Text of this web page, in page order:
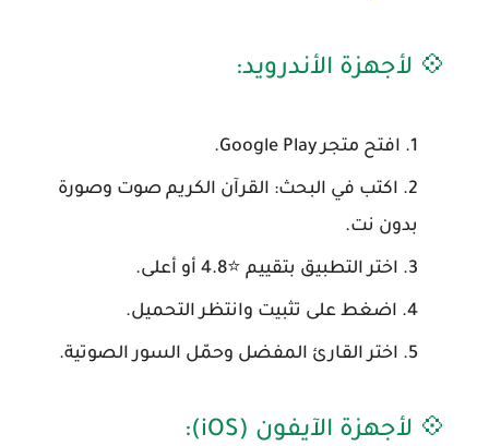
💠 لأجهزة الأندرويد:
افتح متجرGoogle Play
.
اكتب في البحث: القرآن الكريم صوت وصورة
بدون نت.
اختر التطبيق بتقييم ⭐4.8 أو أعلى.
اضغط على تثبيت وانتظر التحميل.
اختر القارئ المفضل وحمّل السور الصوتية.
💠 لأجهزة الآيفون (iOS):